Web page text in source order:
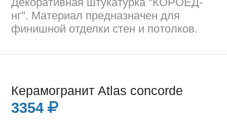
нг". Материал предназначен для
финишной отделки стен и потолков.
Керамогранит Atlas concorde
3354